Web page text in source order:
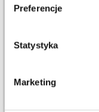
Preferencje
Statystyka
Marketing
Cena od